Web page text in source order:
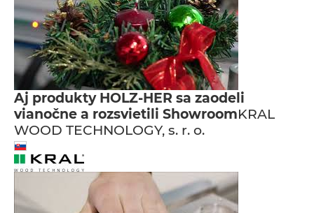
Aj produkty HOLZ-HER sa zaodeli
vianočne a rozsvietili ShowroomKRAL
WOOD TECHNOLOGY, s. r. o.